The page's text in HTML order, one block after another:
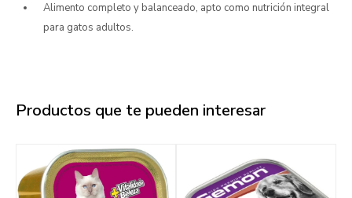
Alimento completo y balanceado, apto como nutrición integral
para gatos adultos.
Productos que te pueden interesar